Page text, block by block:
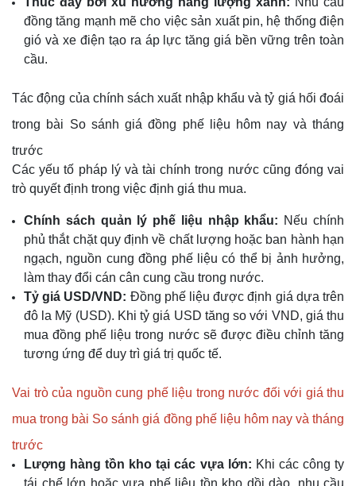
đồng tăng mạnh mẽ cho việc sản xuất pin, hệ thống điện
gió và xe điện tạo ra áp lực tăng giá bền vững trên toàn
cầu.
Tác động của chính sách xuất nhập khẩu và tỷ giá hối đoái
trong bài So sánh giá đồng phế liệu hôm nay và tháng
trước
Các yếu tố pháp lý và tài chính trong nước cũng đóng vai
trò quyết định trong việc định giá thu mua.
Chính sách quản lý phế liệu nhập khẩu: Nếu chính
phủ thắt chặt quy định về chất lượng hoặc ban hành hạn
ngạch, nguồn cung đồng phế liệu có thể bị ảnh hưởng,
làm thay đổi cán cân cung cầu trong nước.
Tỷ giá USD/VND: Đồng phế liệu được định giá dựa trên
đô la Mỹ (USD). Khi tỷ giá USD tăng so với VND, giá thu
mua đồng phế liệu trong nước sẽ được điều chỉnh tăng
tương ứng để duy trì giá trị quốc tế.
Vai trò của nguồn cung phế liệu trong nước đối với giá thu
mua trong bài So sánh giá đồng phế liệu hôm nay và tháng
trước
Lượng hàng tồn kho tại các vựa lớn: Khi các công ty
tái chế lớn hoặc vựa phế liệu tồn kho dồi dào, nhu cầu